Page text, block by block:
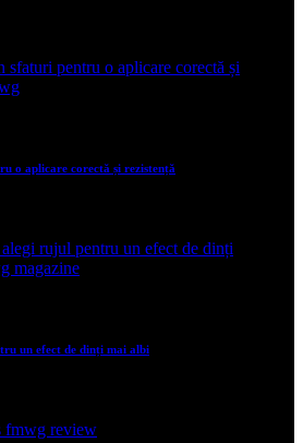
o aplicare corectă și rezistență
un efect de dinți mai albi